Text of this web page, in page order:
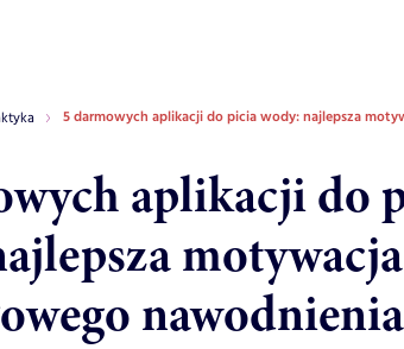
5 darmowych aplikacji do picia wody: najlepsza
aplikacji do
nawodnienia